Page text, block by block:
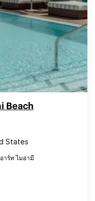
Beach
States
าร์ท ไมอามี